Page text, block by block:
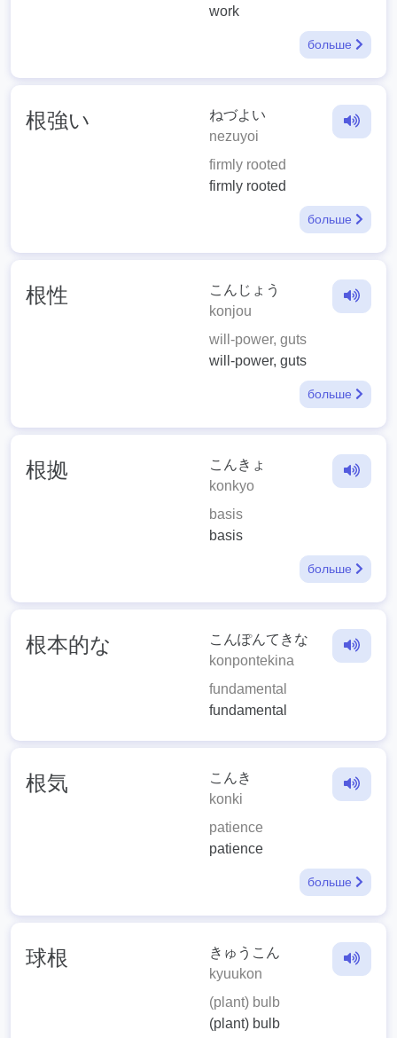
work
больше
根強い
ねづよい
nezuyoi
firmly rooted
firmly rooted
больше
根性
こんじょう
konjou
will-power, guts
will-power, guts
больше
根拠
こんきょ
konkyo
basis
basis
больше
根本的な
こんぽんてきな
konpontekina
fundamental
fundamental
根気
こんき
konki
patience
patience
больше
球根
きゅうこん
kyuukon
(plant) bulb
(plant) bulb